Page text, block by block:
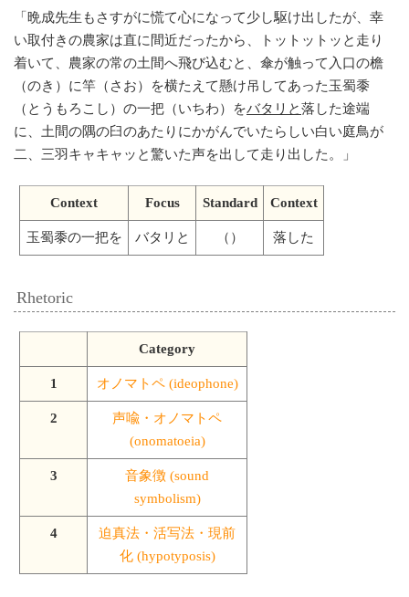
「 晩成先生もさすがに慌て心になって少し駆け出したが、幸
い取付きの農家は直に間近だったから、トットットッと走り
着いて、農家の常の土間へ飛び込むと、傘が触って入口の檐
（のき）に竿（さお）を横たえて懸け吊してあった玉蜀黍
（とうもろこし）の一把（いちわ）をバタリと落した途端
に、土間の隅の臼のあたりにかがんでいたらしい白い庭鳥が
二、三羽キャキャッと驚いた声を出して走り出した。
」
Context Focus Standard Context
玉蜀黍の一把を バタリと （） 落した
Rhetoric
Category
1 オノマトペ (ideophone)
2
声喩・オノマトペ
(onomatoeia)
3
音象徴 (sound
symbolism)
4
迫真法・活写法・現前
化 (hypotyposis)